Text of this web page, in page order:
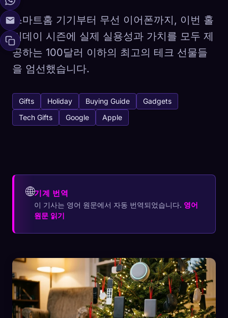
스마트홈 기기부터 무선 이어폰까지, 이번 홀
리데이 시즌에 실제 실용성과 가치를 모두 제
공하는 100달러 이하의 최고의 테크 선물들
을 엄선했습니다.
Gifts Holiday Buying Guide
Gadgets
Tech Gifts
Google Apple
🌐기계 번역
이 기사는 영어 원문에서 자동 번역되었습니다. 영어
원문 읽기